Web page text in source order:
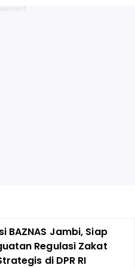
BAZNAS Jambi, Siap
Regulasi Zakat
di DPR RI